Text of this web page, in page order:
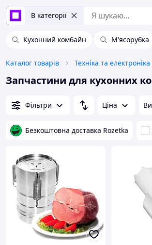
В категорії
Кухонний комбайн М'ясорубка
Каталог товарів Техніка та електроніка
Запчастини для кухонних
Фільтри Ціна
Безкоштовна доставка Rozetka